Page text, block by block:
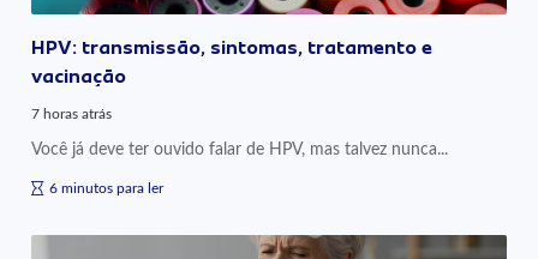
HPV: transmissão, sintomas, tratamento e
vacinação
7 horas atrás
Você já deve ter ouvido falar de HPV, mas talvez nunca...
6 minutos para ler